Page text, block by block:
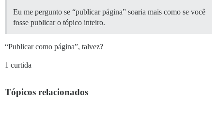
Eu me pergunto se “publicar página” soaria mais como se você
fosse publicar o tópico inteiro.
“Publicar como página”, talvez?
1 curtida
Tópicos relacionados